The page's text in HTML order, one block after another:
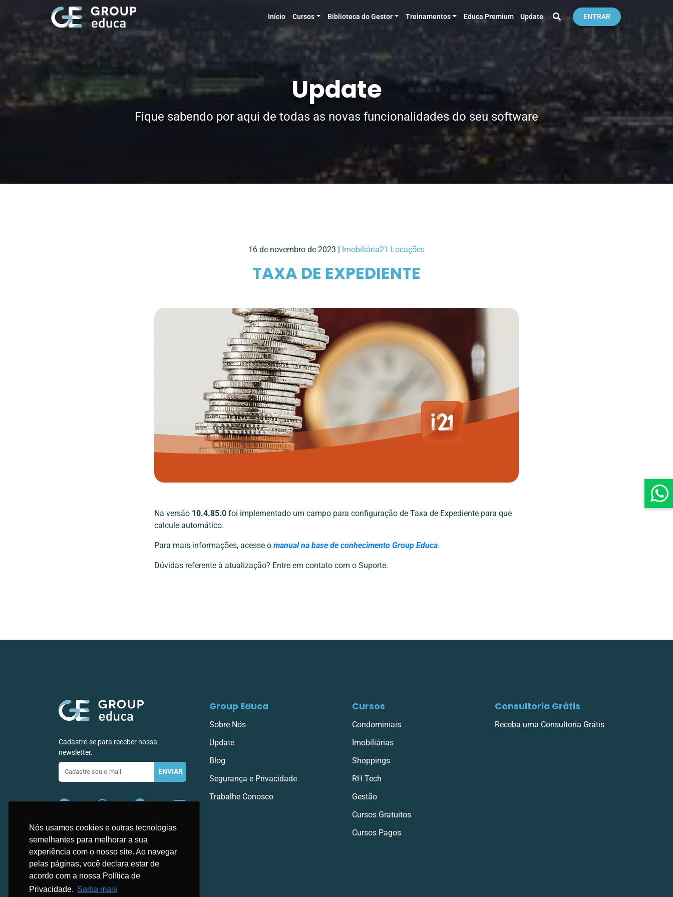
Nós usamos cookies e outras tecnologias
semelhantes para melhorar a sua
experiência com o nosso site. Ao navegar
pelas páginas, você declara estar de
acordo com a nossa Política de
Privacidade. Saiba mais
Início Cursos Biblioteca do Gestor Treinamentos Educa Premium Update ENTRAR
Update
Fique sabendo por aqui de todas as novas funcionalidades do seu software
16 de novembro de 2023 | Imobiliária21 Locações
TAXA DE EXPEDIENTE
Na versão 10.4.85.0 foi implementado um campo para configuração de Taxa de Expediente para que
calcule automático.
Para mais informações, acesse o manual na base de conhecimento Group Educa.
Dúvidas referente à atualização? Entre em contato com o Suporte.
Cadastre-se para receber nossa
newsletter.
mail
ENVIAR
Group Educa
Sobre Nós
Update
Blog
Segurança e Privacidade
Trabalhe Conosco
Cursos
Condominiais
Imobiliárias
Shoppings
RH Tech
Gestão
Cursos Gratuitos
Cursos Pagos
Consultoria Grátis
Receba uma Consultoria Grátis